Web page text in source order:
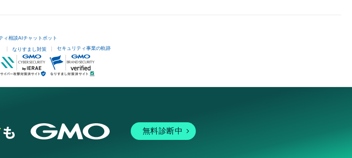
ィ相談AIチャットボット
なりすまし対策 セキュリティ事業の軌跡
無料診断中